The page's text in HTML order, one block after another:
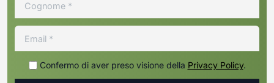
Confermo di aver preso visione della Privacy Policy.